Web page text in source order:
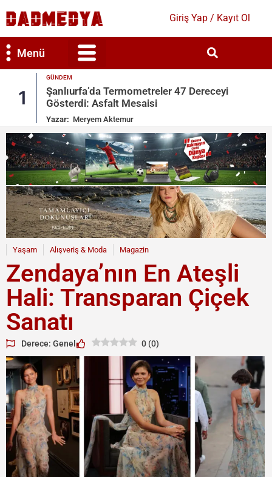
Giriş Yap / Kayıt Ol
Menü
1
GÜNDEM
Şanlıurfa’da Termometreler 47 Dereceyi
Gösterdi: Asfalt Mesaisi
Yazar: Meryem Aktemur
Yaşam Alışveriş & Moda Magazin
Zendaya’nın En Ateşli
Hali: Transparan Çiçek
Sanatı
Derece: Genel 0 (0)